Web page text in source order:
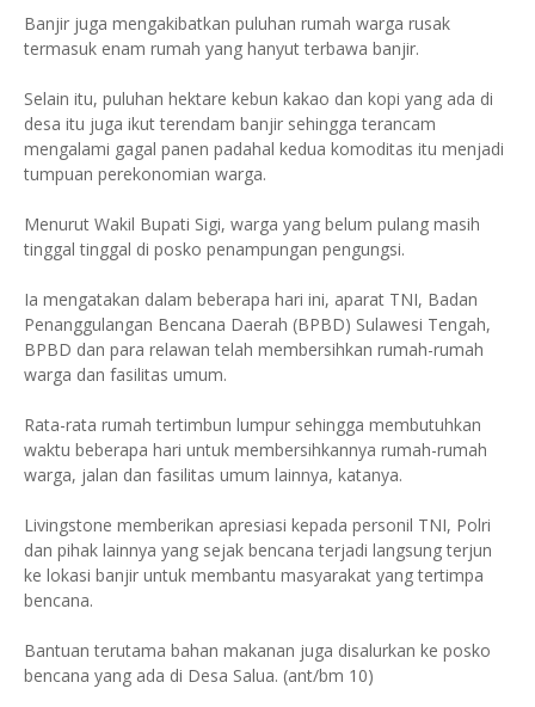
Banjir juga mengakibatkan puluhan rumah warga rusak
termasuk enam rumah yang hanyut terbawa banjir.
Selain itu, puluhan hektare kebun kakao dan kopi yang ada di
desa itu juga ikut terendam banjir sehingga terancam
mengalami gagal panen padahal kedua komoditas itu menjadi
tumpuan perekonomian warga.
Menurut Wakil Bupati Sigi, warga yang belum pulang masih
tinggal tinggal di posko penampungan pengungsi.
Ia mengatakan dalam beberapa hari ini, aparat TNI, Badan
Penanggulangan Bencana Daerah (BPBD) Sulawesi Tengah,
BPBD dan para relawan telah membersihkan rumah-rumah
warga dan fasilitas umum.
Rata-rata rumah tertimbun lumpur sehingga membutuhkan
waktu beberapa hari untuk membersihkannya rumah-rumah
warga, jalan dan fasilitas umum lainnya, katanya.
Livingstone memberikan apresiasi kepada personil TNI, Polri
dan pihak lainnya yang sejak bencana terjadi langsung terjun
ke lokasi banjir untuk membantu masyarakat yang tertimpa
bencana.
Bantuan terutama bahan makanan juga disalurkan ke posko
bencana yang ada di Desa Salua. (ant/bm 10)